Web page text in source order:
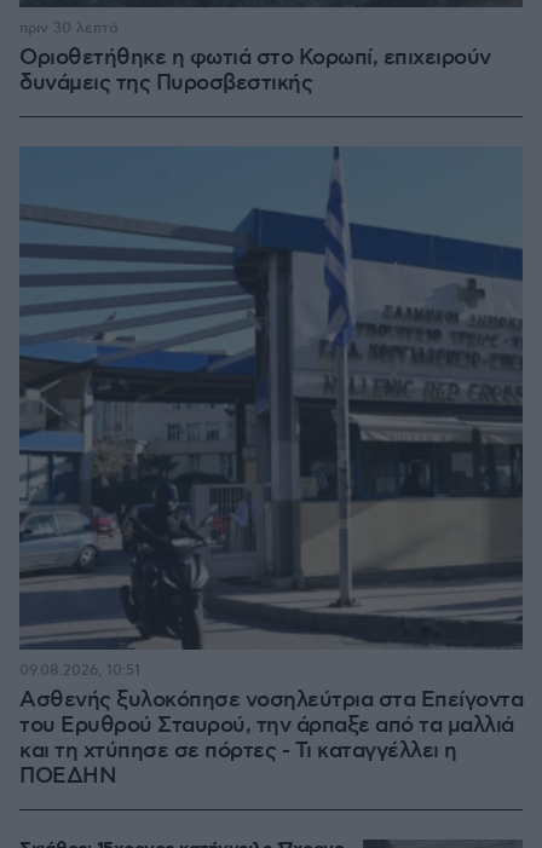
Οριοθετήθηκε η φωτιά στο Κορωπί, επιχειρούν
δυνάμεις της Πυροσβεστικής
πριν 30 λεπτά
Ασθενής ξυλοκόπησε νοσηλεύτρια στα Επείγοντα
του Ερυθρού Σταυρού, την άρπαξε από τα μαλλιά
και τη χτύπησε σε πόρτες - Τι καταγγέλλει η
ΠΟΕΔΗΝ
09.08.2026, 10:51